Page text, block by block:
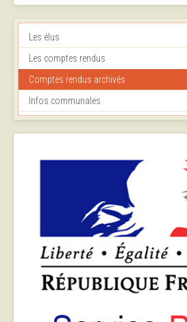
Les élus
Les comptes rendus
Comptes rendus archivés
Infos communales